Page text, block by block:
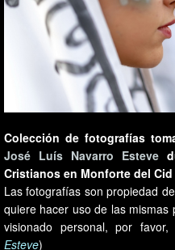
Colección de fotografías
José Luís Navarro Esteve
Cristianos en Monforte del Cid
Las fotografías son propiedad de
quiere hacer uso de las
visionado personal, por
Esteve)